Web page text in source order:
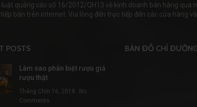
quảng cáo số 16/2012/QH13 về kinh doanh bán hàng
bán trên internet. Vui lòng đến trực tiếp đến các cửa hàng
POSTS
Làm sao phân biệt rượu giả
rượu thật
Tháng Chín 16, 2018
No
Comments
BẢN ĐỒ CHỈ